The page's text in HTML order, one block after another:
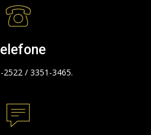
2522 / 3351-3465.